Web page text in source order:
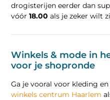
drogisterijen eerder dan
vóór18.00 als je zeker wilt
Winkels & mode in
voor je shopronde
Ga je vooral voor kleding
winkels centrum Haarlem